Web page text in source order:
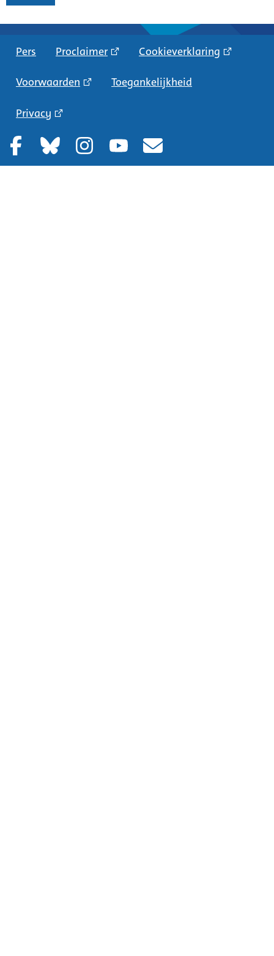
Pers Proclaimer Cookieverklaring
Voorwaarden Toegankelijkheid
Privacy